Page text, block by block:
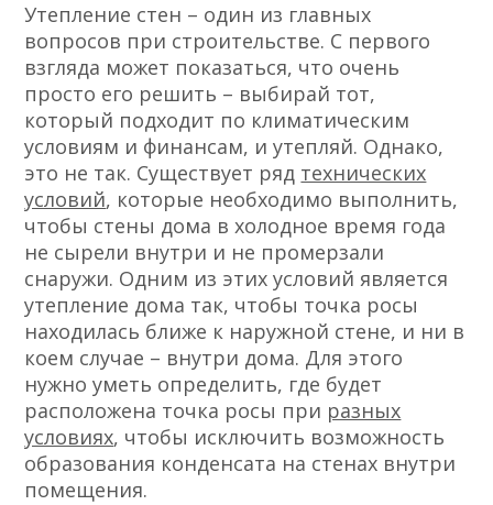
Утепление стен – один из главных
вопросов при строительстве. С первого
взгляда может показаться, что очень
просто его решить – выбирай тот,
который подходит по климатическим
условиям и финансам, и утепляй. Однако,
это не так. Существует ряд технических
условий, которые необходимо выполнить,
чтобы стены дома в холодное время года
не сырели внутри и не промерзали
снаружи. Одним из этих условий является
утепление дома так, чтобы точка росы
находилась ближе к наружной стене, и ни в
коем случае – внутри дома. Для этого
нужно уметь определить, где будет
расположена точка росы при разных
условиях, чтобы исключить возможность
образования конденсата на стенах внутри
помещения.